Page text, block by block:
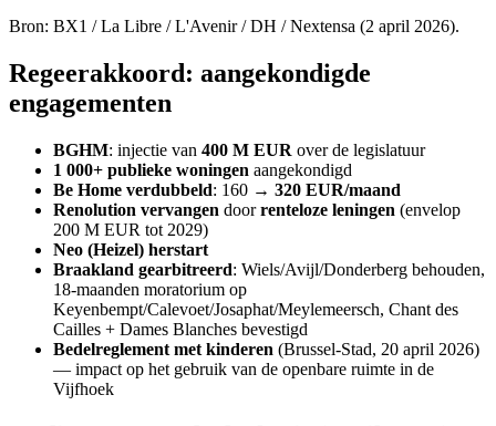
Bron: BX1 / La Libre / L'Avenir / DH / Nextensa (2 april 2026).
Regeerakkoord: aangekondigde
engagementen
BGHM: injectie van 400 M EUR over de legislatuur
1 000+ publieke woningen aangekondigd
Be Home verdubbeld: 160 → 320 EUR/maand
Renolution vervangen doorrenteloze leningen (envelop
200 M EUR tot 2029)
Neo (Heizel) herstart
Braakland gearbitreerd: Wiels/Avijl/Donderberg behouden,
18-maanden moratorium op
Keyenbempt/Calevoet/Josaphat/Meylemeersch, Chant des
Cailles + Dames Blanches bevestigd
Bedelreglement met kinderen (Brussel-Stad, 20 april 2026)
— impact op het gebruik van de openbare ruimte in de
Vijfhoek